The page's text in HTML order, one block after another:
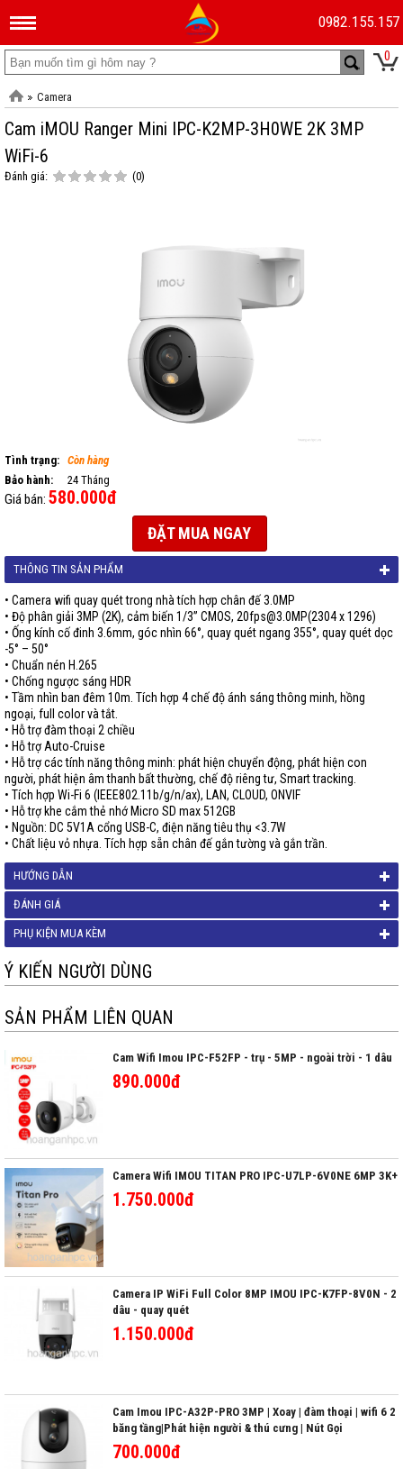
0982.155.157
0
Camera
Cam iMOU Ranger Mini IPC-K2MP-3H0WE 2K 3MP
WiFi-6
Đánh giá: (0)
Tình trạng: Còn hàng
Bảo hành:
24 Tháng
Giá bán: 580.000đ
ĐẶT MUA NGAY
THÔNG TIN SẢN PHẨM
• Camera wifi quay quét trong nhà tích hợp chân đế 3.0MP
• Độ phân giải 3MP (2K), cảm biến 1/3” CMOS, 20fps@3.0MP(2304 x 1296)
• Ống kính cố đinh 3.6mm, góc nhìn 66°, quay quét ngang 355°, quay quét dọc
-5° – 50°
• Chuẩn nén H.265
• Chống ngược sáng HDR
• Tầm nhìn ban đêm 10m. Tích hợp 4 chế độ ánh sáng thông minh, hồng
ngoại, full color và tắt.
• Hỗ trợ đàm thoại 2 chiều
• Hỗ trợ Auto-Cruise
• Hỗ trợ các tính năng thông minh: phát hiện chuyển động, phát hiện con
người, phát hiện âm thanh bất thường, chế độ riêng tư, Smart tracking.
• Tích hợp Wi-Fi 6 (IEEE802.11b/g/n/ax), LAN, CLOUD, ONVIF
• Hỗ trợ khe cắm thẻ nhớ Micro SD max 512GB
• Nguồn: DC 5V1A cổng USB-C, điện năng tiêu thụ <3.7W
• Chất liệu vỏ nhựa. Tích hợp sẵn chân đế gắn tường và gắn trần.
HƯỚNG DẪN
ĐÁNH GIÁ
PHỤ KIỆN MUA KÈM
Ý KIẾN NGƯỜI DÙNG
SẢN PHẨM LIÊN QUAN
Cam Wifi Imou IPC-F52FP - trụ - 5MP - ngoài trời - 1 dâu
890.000đ
Camera Wifi IMOU TITAN PRO IPC-U7LP-6V0NE 6MP 3K+
1.750.000đ
Camera IP WiFi Full Color 8MP IMOU IPC-K7FP-8V0N - 2
dâu - quay quét
1.150.000đ
Cam Imou IPC-A32P-PRO 3MP | Xoay | đàm thoại | wifi 6 2
băng tầng|Phát hiện người & thú cưng | Nút Gọi
700.000đ